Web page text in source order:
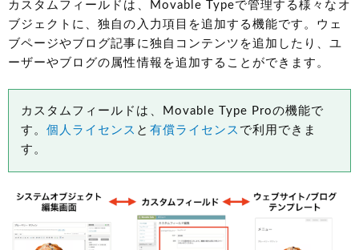
カスタムフィールドは、Movable Typeで管理する様々なオ
ブジェクトに、独自の入力項目を追加する機能です。ウェ
ブページやブログ記事に独自コンテンツを追加したり、ユ
ーザーやブログの属性情報を追加することができます。
カスタムフィールドは、Movable Type Proの機能で
す。個人ライセンス と 有償ライセンス で利用できま
す。